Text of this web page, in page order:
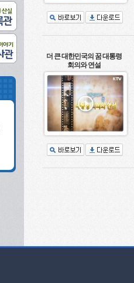
더 큰 대한민국의 꿈 대통령
회의와 연설